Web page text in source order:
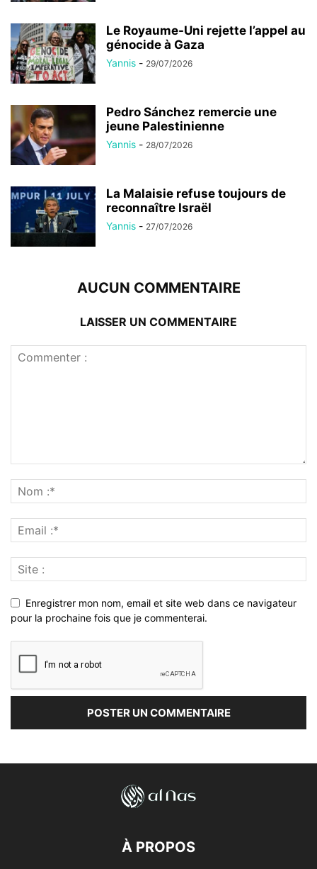
Le Royaume-Uni rejette l’appel au
génocide à Gaza
Yannis - 29/07/2026
Pedro Sánchez remercie une
jeune Palestinienne
Yannis - 28/07/2026
La Malaisie refuse toujours de
reconnaître Israël
Yannis - 27/07/2026
AUCUN COMMENTAIRE
LAISSER UN COMMENTAIRE
Enregistrer mon nom, email et site web dans ce navigateur
pour la prochaine fois que je commenterai.
À PROPOS